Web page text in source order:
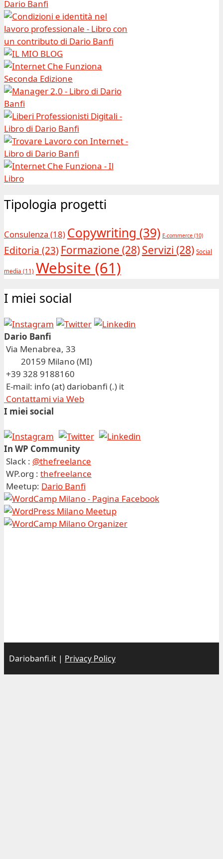
Tipologia progetti
Consulenza (18) Copywriting (39) E-commerce (10)
Editoria (23) Formazione (28)Servizi (28) Social
media (11) Website (61)
I miei social
Dario Banfi
Via Menabrea, 33
20159 Milano (MI)
+39 328 9188160
E-mail: info (at) dariobanfi (.) it
Contattami via Web
I miei social
In WP Community
Slack : @thefreelance
WP.org : thefreelance
Meetup: Dario Banfi
Dariobanfi.it | Privacy Policy